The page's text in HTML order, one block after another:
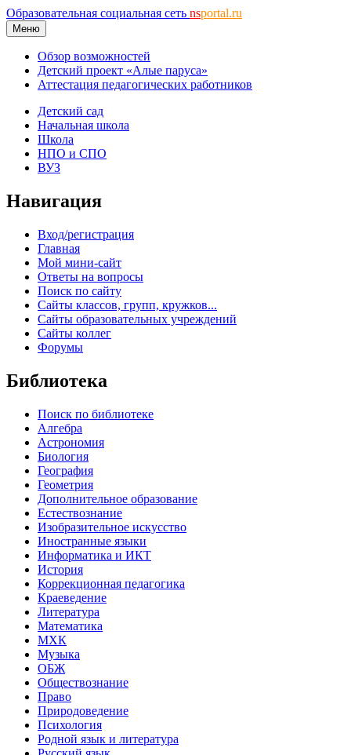
Образовательная социальная сеть nsportal.ru
Меню
Обзор возможностей
Детский проект «Алые паруса»
Аттестация педагогических работников
Детский сад
Начальная школа
Школа
НПО и СПО
ВУЗ
Навигация
Вход/регистрация
Главная
Мой мини-сайт
Ответы на вопросы
Поиск по сайту
Сайты классов, групп, кружков...
Сайты образовательных учреждений
Сайты коллег
Форумы
Библиотека
Поиск по библиотеке
Алгебра
Астрономия
Биология
География
Геометрия
Дополнительное образование
Естествознание
Изобразительное искусство
Иностранные языки
Информатика и ИКТ
История
Коррекционная педагогика
Краеведение
Литература
Математика
МХК
Музыка
ОБЖ
Обществознание
Право
Природоведение
Психология
Родной язык и литература